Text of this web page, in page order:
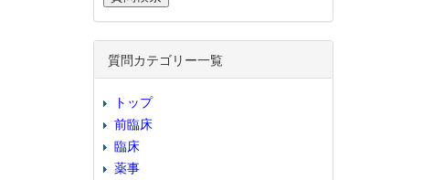
質問カテゴリー一覧
トップ
前臨床
臨床
薬事